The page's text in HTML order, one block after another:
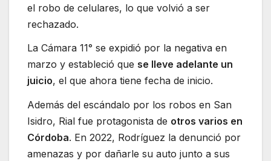
el robo de celulares, lo que volvió a ser
rechazado.
La Cámara 11° se expidió por la negativa en
marzo y estableció que se lleve adelante un
juicio, el que ahora tiene fecha de inicio.
Además del escándalo por los robos en San
Isidro, Rial fue protagonista de otros varios en
Córdoba. En 2022, Rodríguez la denunció por
amenazas y por dañarle su auto junto a sus